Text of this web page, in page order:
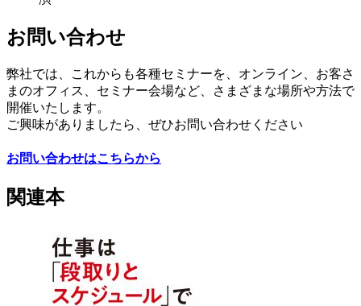
お問い合わせ
弊社では、これからも各種セミナーを、オンライン、お客さ
まのオフィス、セミナー会場など、さまざまな場所や方法で
開催いたします。
ご興味がありましたら、ぜひお問い合わせください
お問い合わせはこちらから
関連本